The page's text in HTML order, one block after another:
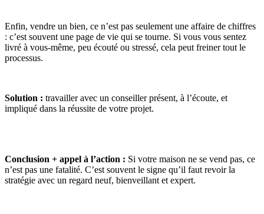
Enfin, vendre un bien, ce n’est pas seulement une affaire de chiffres
: c’est souvent une page de vie qui se tourne. Si vous vous sentez
livré à vous-même, peu écouté ou stressé, cela peut freiner tout le
processus.
Solution : travailler avec un conseiller présent, à l’écoute, et
impliqué dans la réussite de votre projet.
Conclusion + appel à l’action : Si votre maison ne se vend pas, ce
n’est pas une fatalité. C’est souvent le signe qu’il faut revoir la
stratégie avec un regard neuf, bienveillant et expert.